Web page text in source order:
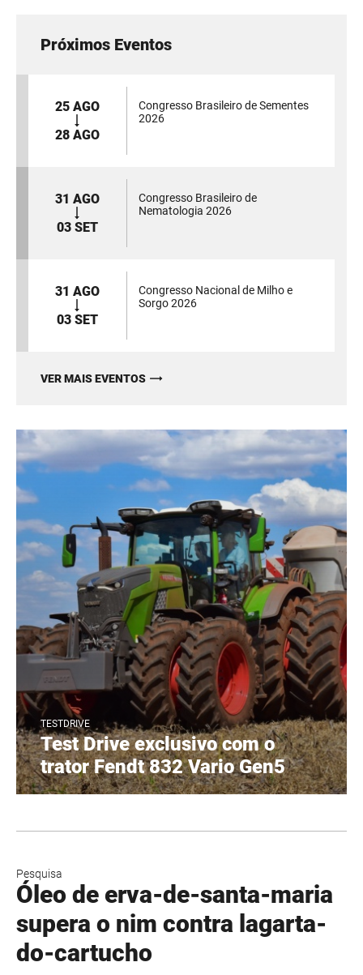
Próximos Eventos
25 AGO
28 AGO
Congresso Brasileiro de Sementes
2026
31 AGO
03 SET
Congresso Brasileiro de
Nematologia 2026
31 AGO
03 SET
Congresso Nacional de Milho e
Sorgo 2026
VER MAIS EVENTOS
TESTDRIVE
Test Drive exclusivo com o
trator Fendt 832 Vario Gen5
Pesquisa
Óleo de erva-de-santa-maria
supera o nim contra lagarta-
do-cartucho